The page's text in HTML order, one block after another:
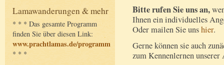
Lamawanderungen & mehr
* * * Das gesamte Programm
finden Sie über diesen Link:
www.prachtlamas.de/programm
* * *
Bitte rufen Sie uns an,
Ihnen ein individuelles
Oder mailen Sie unshier.
Gerne können sie auch
zum Kennenlernen